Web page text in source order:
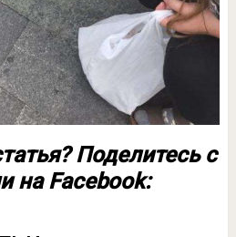
Поделитесь с
на Facebook: